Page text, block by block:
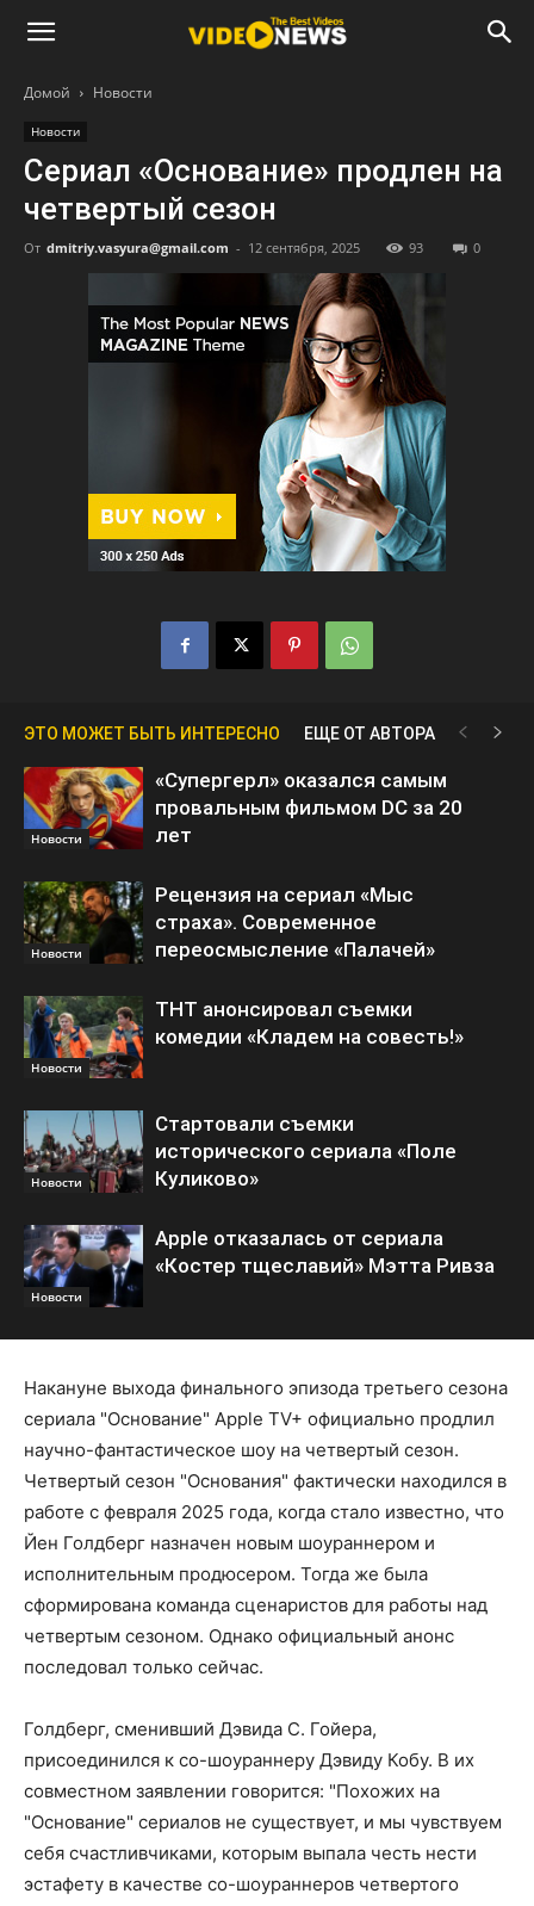
Домой Новости
Новости
Сериал «Основание» продлен на
четвертый сезон
От dmitriy.vasyura@gmail.com - 12 сентября, 2025 93 0
ЭТО МОЖЕТ БЫТЬ ИНТЕРЕСНО ЕЩЕ ОТ АВТОРА
Новости
«Супергерл» оказался самым
провальным фильмом DC за 20
лет
Новости
Рецензия на сериал «Мыс
страха». Современное
переосмысление «Палачей»
Новости
ТНТ анонсировал съемки
комедии «Кладем на совесть!»
Новости
Стартовали съемки
исторического сериала «Поле
Куликово»
Новости
Apple отказалась от сериала
«Костер тщеславий» Мэтта Ривза
Накануне выхода финального эпизода третьего сезона
сериала "Основание" Apple TV+ официально продлил
научно-фантастическое шоу на четвертый сезон.
Четвертый сезон "Основания" фактически находился в
работе с февраля 2025 года, когда стало известно, что
Йен Голдберг назначен новым шоураннером и
исполнительным продюсером. Тогда же была
сформирована команда сценаристов для работы над
четвертым сезоном. Однако официальный анонс
последовал только сейчас.
Голдберг, сменивший Дэвида С. Гойера,
присоединился к со-шоураннеру Дэвиду Кобу. В их
совместном заявлении говорится: "Похожих на
"Основание" сериалов не существует, и мы чувствуем
себя счастливчиками, которым выпала честь нести
эстафету в качестве со-шоураннеров четвертого